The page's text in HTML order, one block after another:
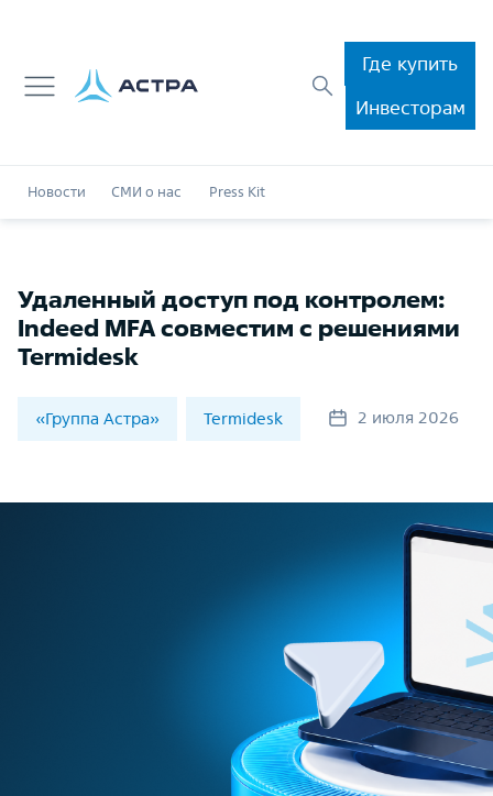
Где купить
Инвесторам
Новости СМИ о нас Press Kit
Удаленный доступ под контролем:
Indeed MFA совместим с решениями
Termidesk
«Группа Астра» Termidesk 2 июля 2026